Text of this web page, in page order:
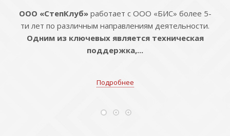
ООО «СтепКлуб»работает с ООО «БИС» более 5-
ти лет по различным направлениям деятельности.
Одним из ключевых является техническая
поддержка,...
Подробнее